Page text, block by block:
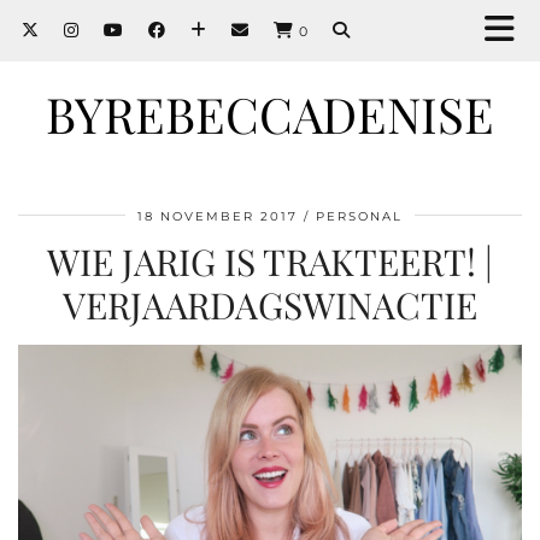
0
BYREBECCADENISE
18 NOVEMBER 2017 PERSONAL
WIE JARIG IS TRAKTEERT! |
VERJAARDAGSWINACTIE